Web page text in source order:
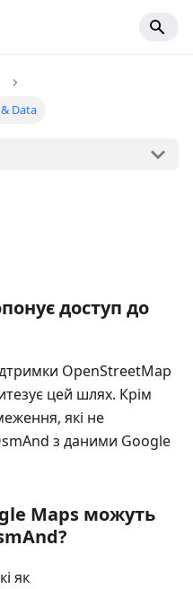
Data
доступ до
OpenStreetMap
цей шлях. Крім
які не
з даними Google
Maps можуть
як